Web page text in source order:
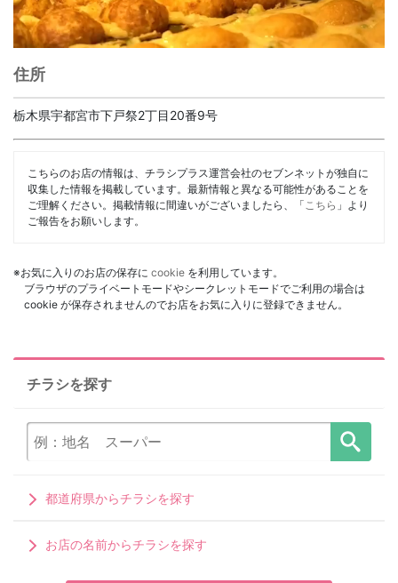
住所
栃木県宇都宮市下戸祭2丁目20番9号
こちらのお店の情報は、チラシプラス運営会社のセブンネットが独自に
収集した情報を掲載しています。最新情報と異なる可能性があることを
ご理解ください。掲載情報に間違いがございましたら、「 こちら 」より
ご報告をお願いします。
※お気に入りのお店の保存に cookie を利用しています。
ブラウザのプライベートモードやシークレットモードでご利用の場合は
cookie が保存されませんのでお店をお気に入りに登録できません。
チラシを探す
都道府県からチラシを探す
お店の名前からチラシを探す